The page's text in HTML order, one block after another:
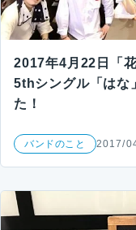
2017年4月22日「
5thシングル「はな
た！
バンドのこと 2017/